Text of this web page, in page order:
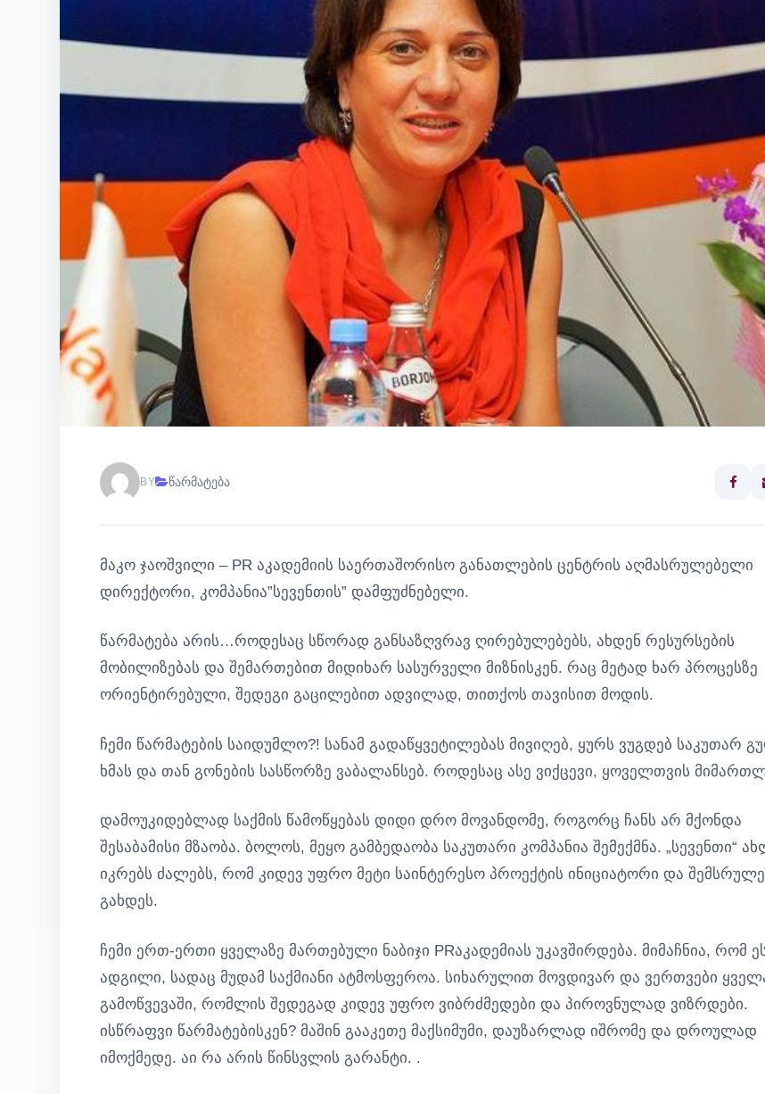
BY წარმატება
მაკო ჯაოშვილი – PR აკადემიის საერთაშორისო განათლების ცენტრის აღმასრულებელი
დირექტორი, კომპანია”სევენთის” დამფუძნებელი.
წარმატება არის…როდესაც სწორად განსაზღვრავ ღირებულებებს, ახდენ რესურსების
მობილიზებას და შემართებით მიდიხარ სასურველი მიზნისკენ. რაც მეტად ხარ პროცესზე
ორიენტირებული, შედეგი გაცილებით ადვილად, თითქოს თავისით მოდის.
ჩემი წარმატების საიდუმლო?! სანამ გადაწყვეტილებას მივიღებ, ყურს ვუგდებ საკუთარ
ხმას და თან გონების სასწორზე ვაბალანსებ. როდესაც ასე ვიქცევი, ყოველთვის
დამოუკიდებლად საქმის წამოწყებას დიდი დრო მოვანდომე, როგორც ჩანს არ მქონდა
შესაბამისი მზაობა. ბოლოს, მეყო გამბედაობა საკუთარი კომპანია შემექმნა. „სევენთი“
იკრებს ძალებს, რომ კიდევ უფრო მეტი საინტერესო პროექტის ინიციატორი და
გახდეს.
ჩემი ერთ-ერთი ყველაზე მართებული ნაბიჯი PRაკადემიას უკავშირდება. მიმაჩნია, რომ
ადგილი, სადაც მუდამ საქმიანი ატმოსფეროა. სიხარულით მოვდივარ და ვერთვები
გამოწვევაში, რომლის შედეგად კიდევ უფრო ვიბრძმედები და პიროვნულად ვიზრდები.
ისწრაფვი წარმატებისკენ? მაშინ გააკეთე მაქსიმუმი, დაუზარლად იშრომე და დროულად
იმოქმედე. აი რა არის წინსვლის გარანტი. .